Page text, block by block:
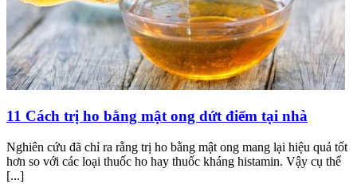
11 Cách trị ho bằng mật ong dứt điểm tại nhà
Nghiên cứu đã chỉ ra rằng trị ho bằng mật ong mang lại hiệu quả tốt
hơn so với các loại thuốc ho hay thuốc kháng histamin. Vậy cụ thể
[...]